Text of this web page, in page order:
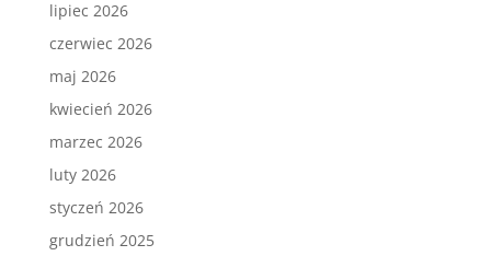
lipiec 2026
czerwiec 2026
maj 2026
kwiecień 2026
marzec 2026
luty 2026
styczeń 2026
grudzień 2025